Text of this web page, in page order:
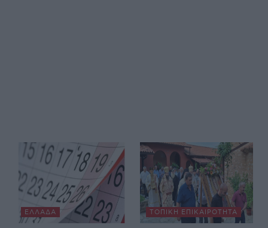
ΕΛΛΆΔΑ ΤΟΠΙΚΉ ΕΠΙΚΑΙΡΌΤΗΤΑ